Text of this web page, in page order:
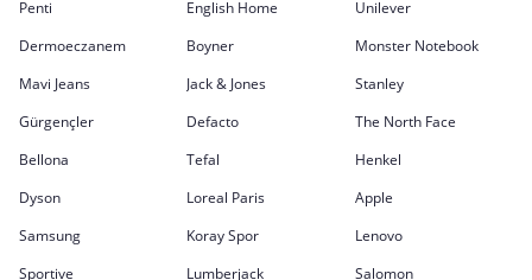
Penti English Home
Unilever
Dermoeczanem
Boyner
Monster Notebook
Mavi Jeans
Jack & Jones
Stanley
Gürgençler
Defacto
The North Face
Bellona
Tefal
Henkel
Dyson
Loreal Paris
Apple
Samsung
Koray Spor
Lenovo
Sportive
Lumberjack
Salomon